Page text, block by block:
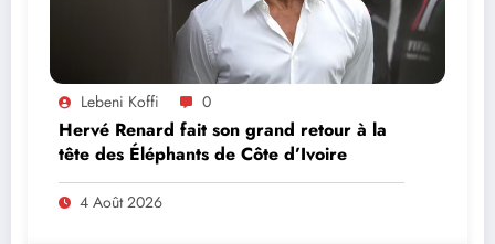
Lebeni Koffi 0
Hervé Renard fait son grand retour à la
tête des Éléphants de Côte d’Ivoire
4 Août 2026